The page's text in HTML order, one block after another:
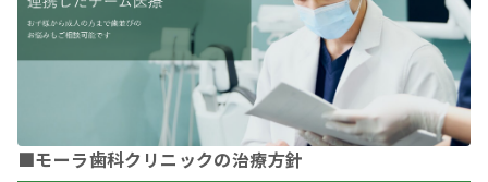
■モーラ歯科クリニックの治療方針